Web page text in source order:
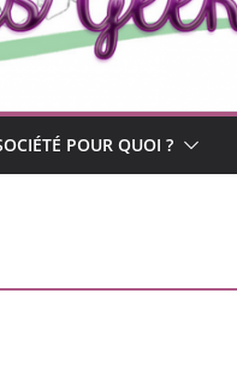
POUR QUOI ?